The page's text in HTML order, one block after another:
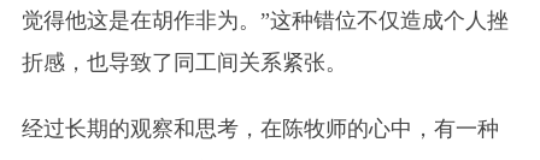
觉得他这是在胡作非为。”这种错位不仅造成个人挫
折感，也导致了同工间关系紧张。
经过长期的观察和思考，在陈牧师的心中，有一种